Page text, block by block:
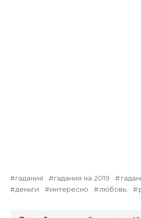
гадания гадания на 2019
деньги
интересно любовь.